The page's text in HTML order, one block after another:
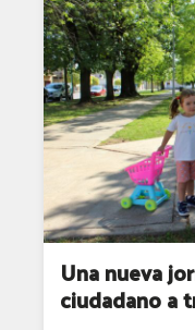
Una nueva
ciudadano a